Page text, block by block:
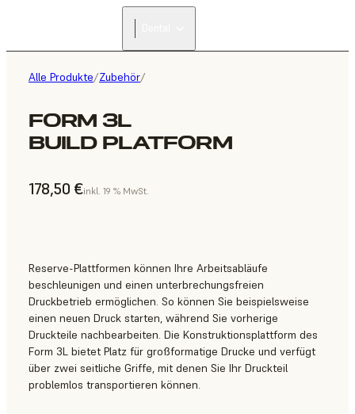
Alle Produkte/Zubehör/
FORM 3L
BUILD PLATFORM
178,50 €inkl. 19 % MwSt.
Reserve-Plattformen können Ihre Arbeitsabläufe
beschleunigen und einen unterbrechungsfreien
Druckbetrieb ermöglichen. So können Sie beispielsweise
einen neuen Druck starten, während Sie vorherige
Druckteile nachbearbeiten. Die Konstruktionsplattform des
Form 3L bietet Platz für großformatige Drucke und verfügt
über zwei seitliche Griffe, mit denen Sie Ihr Druckteil
problemlos transportieren können.